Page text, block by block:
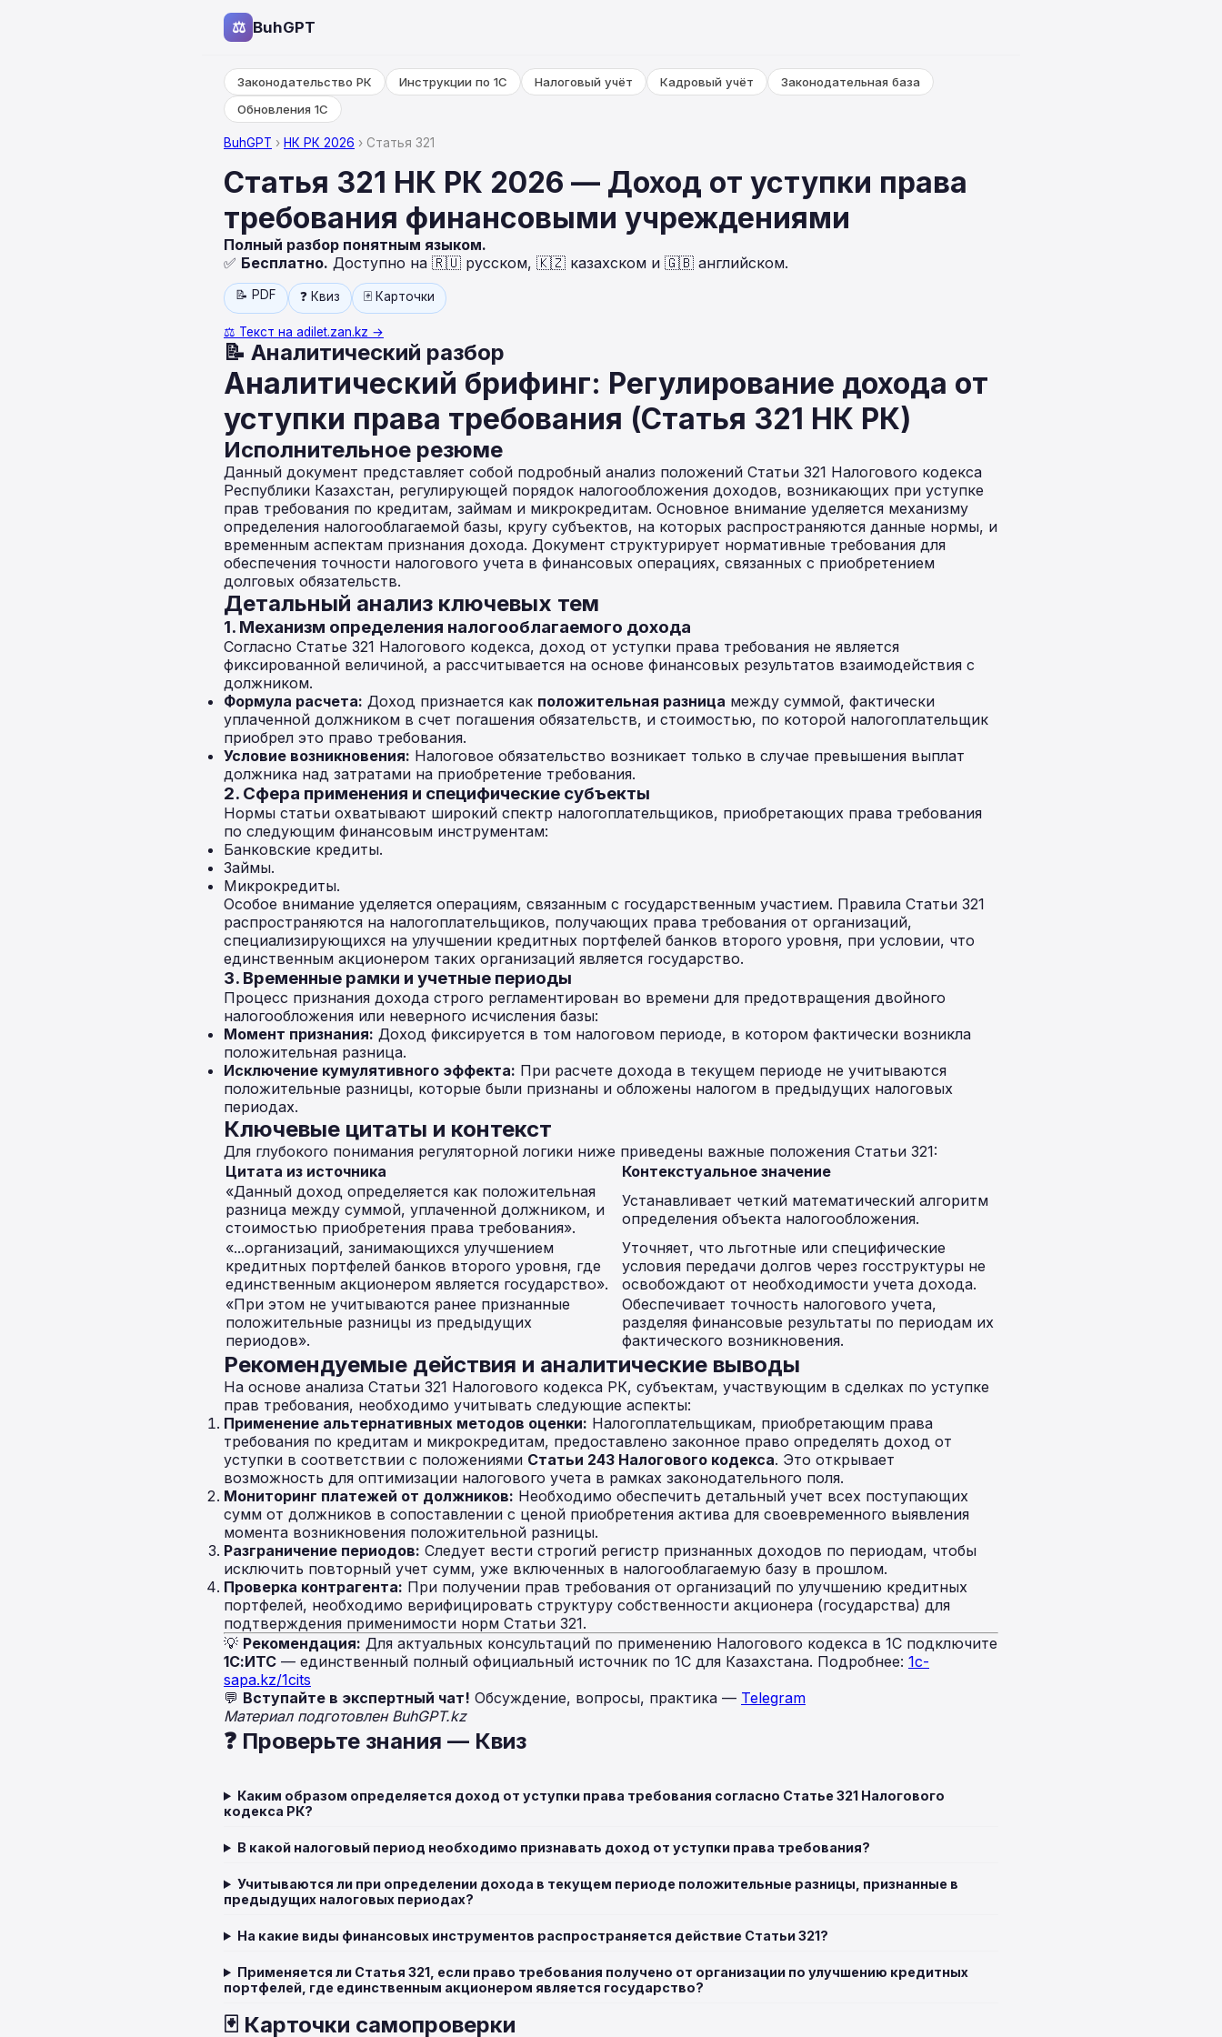
⚖ BuhGPT
Законодательство РК Инструкции по 1С Налоговый учёт Кадровый учёт
Законодательная база
Обновления 1С
BuhGPT › НК РК 2026 › Статья 321
Статья 321 НК РК 2026 — Доход от уступки права
требования финансовыми учреждениями
Полный разбор понятным языком.
✅ Бесплатно. Доступно на 🇷🇺 русском, 🇰🇿 казахском и 🇬🇧 английском.
📝 PDF ❓ Квиз 🃏 Карточки
⚖️ Текст на adilet.zan.kz →
📝 Аналитический разбор
Аналитический брифинг: Регулирование дохода от
уступки права требования (Статья 321 НК РК)
Исполнительное резюме
Данный документ представляет собой подробный анализ положений Статьи 321 Налогового кодекса
Республики Казахстан, регулирующей порядок налогообложения доходов, возникающих при уступке
прав требования по кредитам, займам и микрокредитам. Основное внимание уделяется механизму
определения налогооблагаемой базы, кругу субъектов, на которых распространяются данные нормы, и
временным аспектам признания дохода. Документ структурирует нормативные требования для
обеспечения точности налогового учета в финансовых операциях, связанных с приобретением
долговых обязательств.
Детальный анализ ключевых тем
1. Механизм определения налогооблагаемого дохода
Согласно Статье 321 Налогового кодекса, доход от уступки права требования не является
фиксированной величиной, а рассчитывается на основе финансовых результатов взаимодействия с
должником.
Формула расчета: Доход признается как положительная разница между суммой, фактически
уплаченной должником в счет погашения обязательств, и стоимостью, по которой налогоплательщик
приобрел это право требования.
Условие возникновения: Налоговое обязательство возникает только в случае превышения выплат
должника над затратами на приобретение требования.
2. Сфера применения и специфические субъекты
Нормы статьи охватывают широкий спектр налогоплательщиков, приобретающих права требования
по следующим финансовым инструментам:
Банковские кредиты.
Займы.
Микрокредиты.
Особое внимание уделяется операциям, связанным с государственным участием. Правила Статьи 321
распространяются на налогоплательщиков, получающих права требования от организаций,
специализирующихся на улучшении кредитных портфелей банков второго уровня, при условии, что
единственным акционером таких организаций является государство.
3. Временные рамки и учетные периоды
Процесс признания дохода строго регламентирован во времени для предотвращения двойного
налогообложения или неверного исчисления базы:
Момент признания: Доход фиксируется в том налоговом периоде, в котором фактически возникла
положительная разница.
Исключение кумулятивного эффекта: При расчете дохода в текущем периоде не учитываются
положительные разницы, которые были признаны и обложены налогом в предыдущих налоговых
периодах.
Ключевые цитаты и контекст
Для глубокого понимания регуляторной логики ниже приведены важные положения Статьи 321:
Цитата из источника
Контекстуальное значение
«Данный доход определяется как положительная
разница между суммой, уплаченной должником, и
стоимостью приобретения права требования».
Устанавливает четкий математический алгоритм
определения объекта налогообложения.
«...организаций, занимающихся улучшением
кредитных портфелей банков второго уровня, где
единственным акционером является государство».
Уточняет, что льготные или специфические
условия передачи долгов через госструктуры не
освобождают от необходимости учета дохода.
«При этом не учитываются ранее признанные
положительные разницы из предыдущих
периодов».
Обеспечивает точность налогового учета,
разделяя финансовые результаты по периодам их
фактического возникновения.
Рекомендуемые действия и аналитические выводы
На основе анализа Статьи 321 Налогового кодекса РК, субъектам, участвующим в сделках по уступке
прав требования, необходимо учитывать следующие аспекты:
Применение альтернативных методов оценки: Налогоплательщикам, приобретающим права
требования по кредитам и микрокредитам, предоставлено законное право определять доход от
уступки в соответствии с положениями Статьи 243 Налогового кодекса. Это открывает
возможность для оптимизации налогового учета в рамках законодательного поля.
Мониторинг платежей от должников: Необходимо обеспечить детальный учет всех поступающих
сумм от должников в сопоставлении с ценой приобретения актива для своевременного выявления
момента возникновения положительной разницы.
Разграничение периодов: Следует вести строгий регистр признанных доходов по периодам, чтобы
исключить повторный учет сумм, уже включенных в налогооблагаемую базу в прошлом.
Проверка контрагента: При получении прав требования от организаций по улучшению кредитных
портфелей, необходимо верифицировать структуру собственности акционера (государства) для
подтверждения применимости норм Статьи 321.
💡 Рекомендация: Для актуальных консультаций по применению Налогового кодекса в 1С подключите
1С:ИТС — единственный полный официальный источник по 1С для Казахстана. Подробнее: 1c-
sapa.kz/1cits
💬 Вступайте в экспертный чат! Обсуждение, вопросы, практика — Telegram
Материал подготовлен BuhGPT.kz
❓ Проверьте знания — Квиз
Каким образом определяется доход от уступки права требования согласно Статье 321 Налогового
кодекса РК?
В какой налоговый период необходимо признавать доход от уступки права требования?
Учитываются ли при определении дохода в текущем периоде положительные разницы, признанные в
предыдущих налоговых периодах?
На какие виды финансовых инструментов распространяется действие Статьи 321?
Применяется ли Статья 321, если право требования получено от организации по улучшению кредитных
портфелей, где единственным акционером является государство?
🃏 Карточки самопроверки